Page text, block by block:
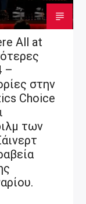
All at
–
στην
Choice
των